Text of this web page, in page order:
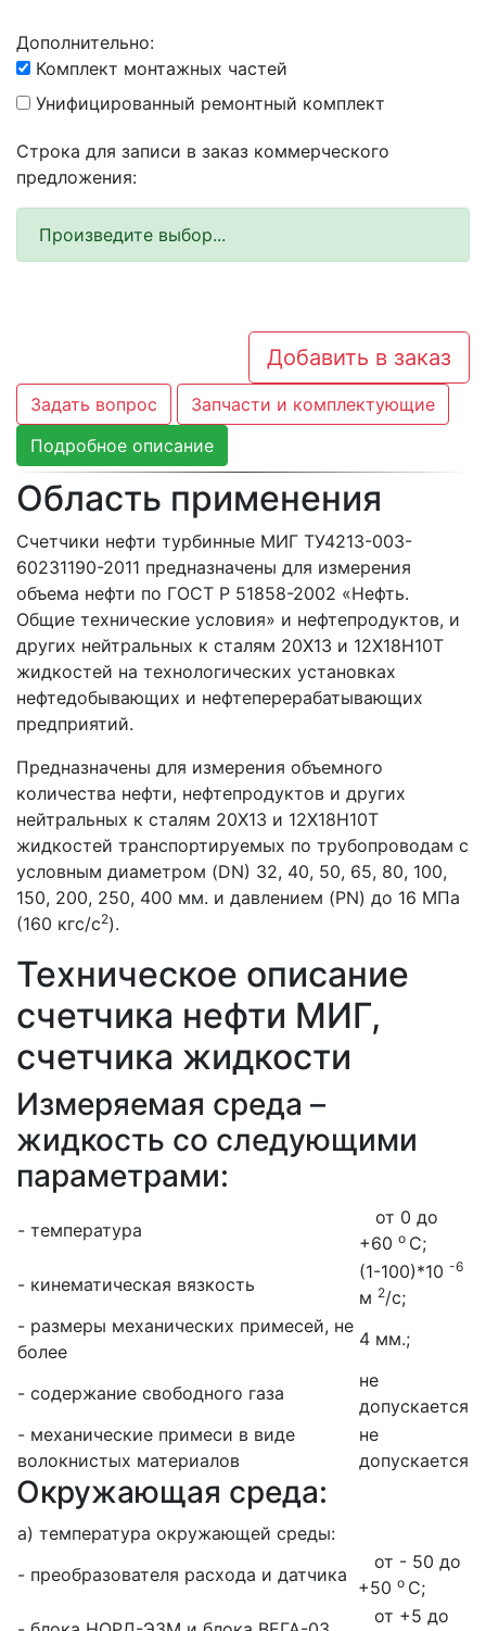
Дополнительно:
Комплект монтажных частей
Унифицированный ремонтный комплект
Строка для записи в заказ коммерческого
предложения:
Произведите выбор...
Добавить в заказ
Задать вопрос
Запчасти и комплектующие
Подробное описание
Область применения
Счетчики нефти турбинные МИГ ТУ4213-003-
60231190-2011 предназначены для измерения
объема нефти по ГОСТ Р 51858-2002 «Нефть.
Общие технические условия» и нефтепродуктов, и
других нейтральных к сталям 20Х13 и 12Х18Н10Т
жидкостей на технологических установках
нефтедобывающих и нефтеперерабатывающих
предприятий.
Предназначены для измерения объемного
количества нефти, нефтепродуктов и других
нейтральных к сталям 20X13 и 12X18Н10Т
жидкостей транспортируемых по трубопроводам с
условным диаметром (DN) 32, 40, 50, 65, 80, 100,
150, 200, 250, 400 мм. и давлением (PN) до 16 МПа
(160 кгс/с2).
Техническое описание
счетчика нефти МИГ,
счетчика жидкости
Измеряемая среда –
жидкость со следующими
параметрами:
- температура
от 0 до
+60 о С;
- кинематическая вязкость
(1-100)*10 -6
м 2/с;
- размеры механических примесей, не
более
4 мм.;
- содержание свободного газа
не
допускается
- механические примеси в виде
волокнистых материалов
не
допускается
Окружающая среда:
а) температура окружающей среды:
- преобразователя расхода и датчика
от - 50 до
+50 о С;
от +5 до